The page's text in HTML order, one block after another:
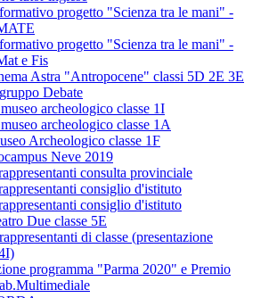
progetto "Scienza tra le mani" -
progetto "Scienza tra le mani" -
e Fis
Astra "Antropocene" classi 5D 2E 3E
Debate
archeologico classe 1I
archeologico classe 1A
Archeologico classe 1F
Neve 2019
consulta provinciale
consiglio d'istituto
consiglio d'istituto
Due classe 5E
di classe (presentazione
programma "Parma 2020" e Premio